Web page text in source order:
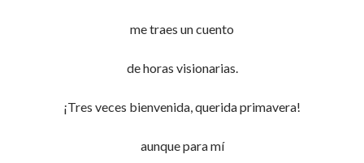
me traes un cuento
de horas visionarias.
¡Tres veces bienvenida, querida primavera!
aunque para mí